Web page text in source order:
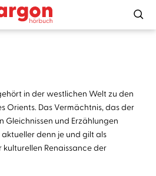
in der westlichen Welt zu den
Orients. Das Vermächtnis, das der
Gleichnissen und Erzählungen
denn je und gilt als
Renaissance der